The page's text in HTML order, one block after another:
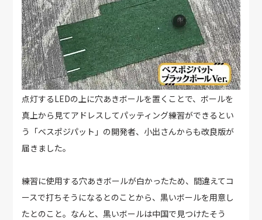
点灯するLEDの上に穴あきボールを置くことで、ボールを
真上から見てアドレスしてパッティング練習ができるとい
う「ベスポジパット」の開発者、小出さんからも改良版が
届きました。
練習に使用する穴あきボールが白かったため、間違えてコ
ースで打ちそうになるとのことから、黒いボールを用意し
たとのこと。なんと、黒いボールは中国で見つけたそう